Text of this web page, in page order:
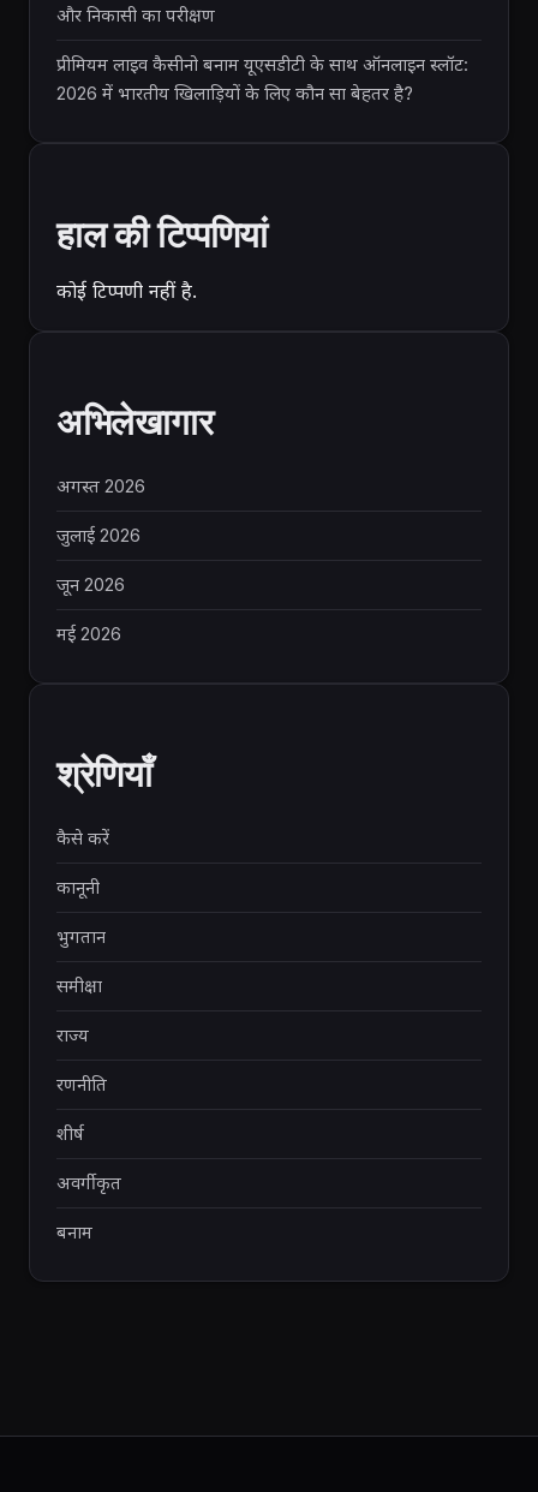
और निकासी का परीक्षण
प्रीमियम लाइव कैसीनो बनाम यूएसडीटी के साथ ऑनलाइन स्लॉट:
2026 में भारतीय खिलाड़ियों के लिए कौन सा बेहतर है?
हाल की टिप्पणियां
कोई टिप्पणी नहीं है.
अभिलेखागार
अगस्त 2026
जुलाई 2026
जून 2026
मई 2026
श्रेणियाँ
कैसे करें
कानूनी
भुगतान
समीक्षा
राज्य
रणनीति
शीर्ष
अवर्गीकृत
बनाम